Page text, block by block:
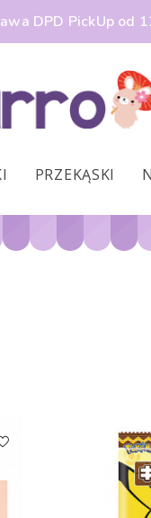
DPD PickUp od
PRZEKĄSKI